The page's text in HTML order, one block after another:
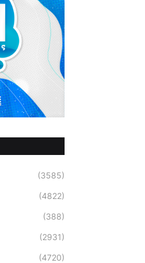
(3585)
(4822)
(388)
(2931)
(4720)